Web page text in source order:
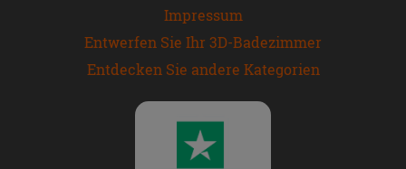
Impressum
Entwerfen Sie Ihr 3D-Badezimmer
Entdecken Sie andere Kategorien